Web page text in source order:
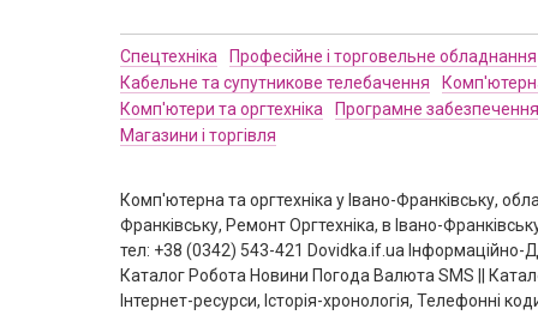
Спецтехніка
Професійне і торговельне обладнання
Кабельне та супутникове телебачення
Комп'ютери та оргтехніка
Програмне забезпечення
Магазини і торгівля
Комп'ютерна та оргтехніка у Івано-Франківську,
Франківську, Ремонт Оргтехніка, в Івано-
тел: +38 (0342) 543-421 Dovidka.if.ua
Каталог Робота Новини Погода Валюта SMS ||
Інтернет-ресурси, Історія-хронологія, Телефонні